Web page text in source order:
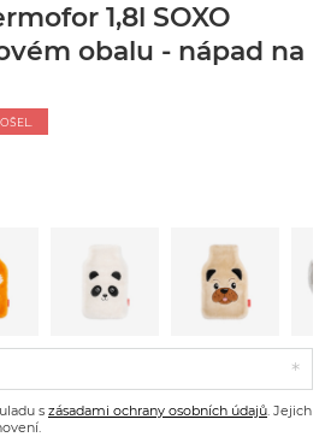
1,8l SOXO
obalu - nápad na
s zásadami ochrany osobních údajů . Jejich